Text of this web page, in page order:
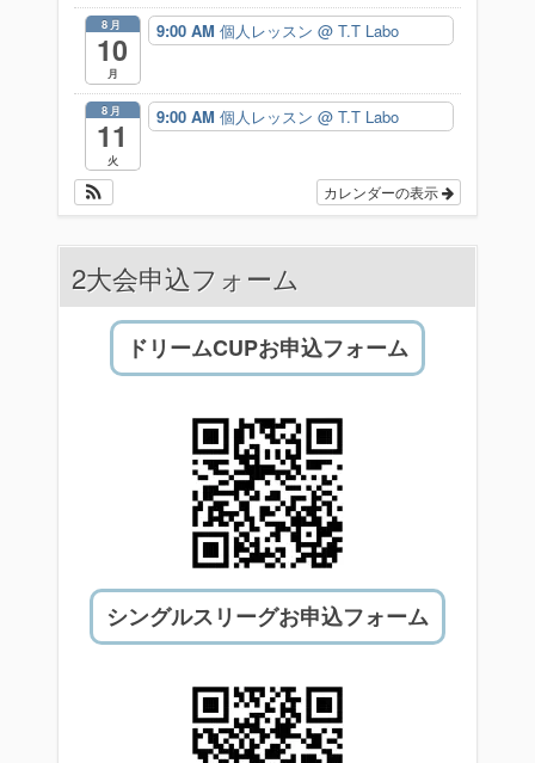
8月
10
月
9:00 AM 個人レッスン @ T.T Labo
8月
11
火
9:00 AM 個人レッスン @ T.T Labo
カレンダーの表示
2大会申込フォーム
ドリームCUPお申込フォーム
シングルスリーグお申込フォーム